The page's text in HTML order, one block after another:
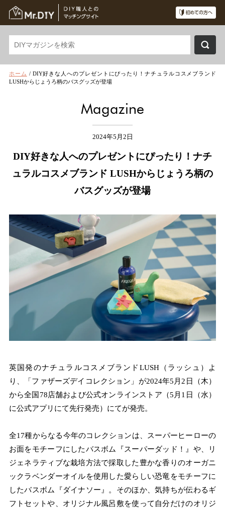
ホーム / DIY好きな人へのプレゼントにぴったり！ナチュラルコスメブランド
LUSHからじょうろ柄のバスグッズが登場
Magazine
2024年5月2日
DIY好きな人へのプレゼントにぴったり！ナチ
ュラルコスメブランド LUSHからじょうろ柄の
バスグッズが登場
英国発のナチュラルコスメブランドLUSH（ラッシュ）よ
り、「ファザーズデイコレクション」が2024年5月2日（木）
から全国78店舗および公式オンラインストア（5月1日（水）
に公式アプリにて先行発売）にてが発売。
全17種からなる今年のコレクションは、スーパーヒーローの
お面をモチーフにしたバスボム『スーパーダッド！』や、リ
ジェネラティブな栽培方法で採取した豊かな香りのオーガニ
ックラベンダーオイルを使用した愛らしい恐竜をモチーフに
したバスボム『ダイナソー』。そのほか、気持ちが伝わるギ
フトセットや、オリジナル風呂敷を使って自分だけのオリジ